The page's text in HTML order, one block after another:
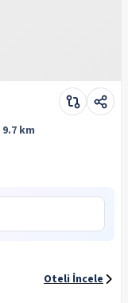
9.7 km
Oteli İncele